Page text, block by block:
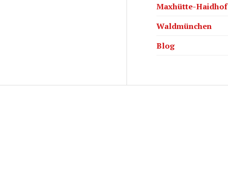
Maxhütte-Haidhof
Waldmünchen
Blog